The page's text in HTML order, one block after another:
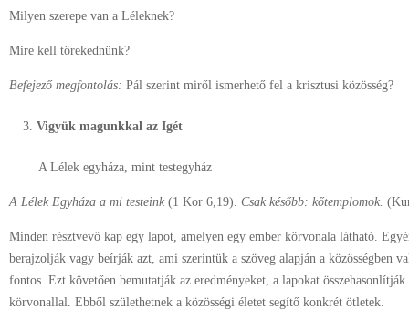
Milyen szerepe van a Léleknek?
Mire kell törekednünk?
Befejező megfontolás: Pál szerint miről ismerhető fel a krisztusi közösség?
Vigyük magunkkal az Igét
A Lélek egyháza, mint testegyház
A Lélek Egyháza a mi testeink (1 Kor 6,19). Csak később: kőtemplomok.
Minden résztvevő kap egy lapot, amelyen egy ember körvonala látható.
berajzolják vagy beírják azt, ami szerintük a szöveg alapján a közösségben
fontos. Ezt követően bemutatják az eredményeket, a lapokat
körvonallal. Ebből születhetnek a közösségi életet segítő konkrét ötletek.